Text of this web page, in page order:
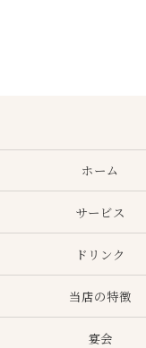
ホーム
サービス
ドリンク
当店の特徴
宴会